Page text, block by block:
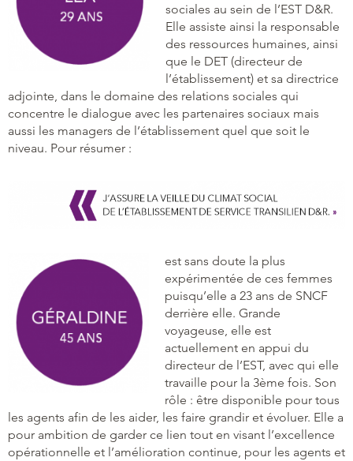
sociales au sein de l’EST D&R.
Elle assiste ainsi la responsable
des ressources humaines, ainsi
que le DET (directeur de
l’établissement) et sa directrice
adjointe, dans le domaine des relations sociales qui
concentre le dialogue avec les partenaires sociaux mais
aussi les managers de l’établissement quel que soit le
niveau. Pour résumer :
est sans doute la plus
expérimentée de ces femmes
puisqu’elle a 23 ans de SNCF
derrière elle. Grande
voyageuse, elle est
actuellement en appui du
directeur de l’EST, avec qui elle
travaille pour la 3ème fois. Son
rôle : être disponible pour tous
les agents afin de les aider, les faire grandir et évoluer. Elle a
pour ambition de garder ce lien tout en visant l’excellence
opérationnelle et l’amélioration continue, pour les agents et